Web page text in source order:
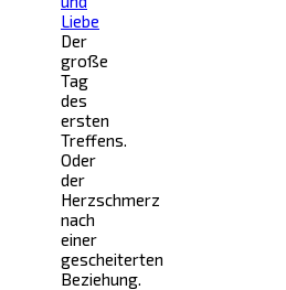
Liebe
Der
große
Tag
des
ersten
Treffens.
Oder
der
Herzschmerz
nach
einer
gescheiterten
Beziehung.